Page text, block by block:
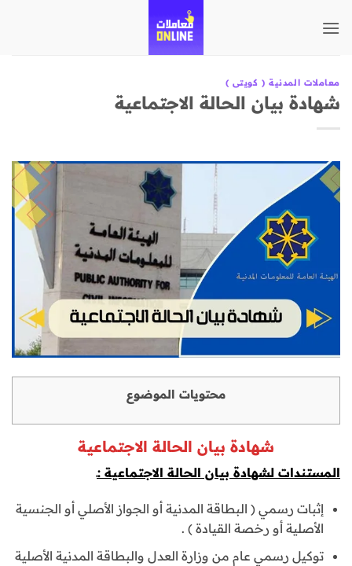
للمحتوى
معاملات المدنية ( كويتى )
شهادة بيان الحالة الاجتماعية
محتويات الموضوع
شهادة بيان الحالة الاجتماعية
المستندات لشهادة بيان الحالة الاجتماعية :ـ
إثبات رسمي ( البطاقة المدنية أو الجواز الأصلي أو الجنسية
الأصلية أو رخصة القيادة ) .
توكيل رسمي عام من وزارة العدل والبطاقة المدنية الأصلية